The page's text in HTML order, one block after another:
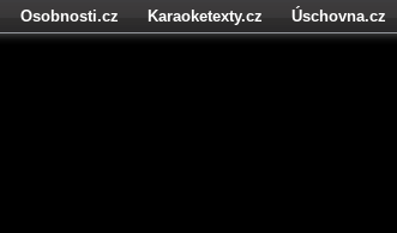
Osobnosti.cz Karaoketexty.cz Úschovna.cz